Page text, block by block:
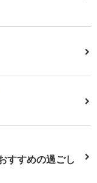
すすめの過ごし